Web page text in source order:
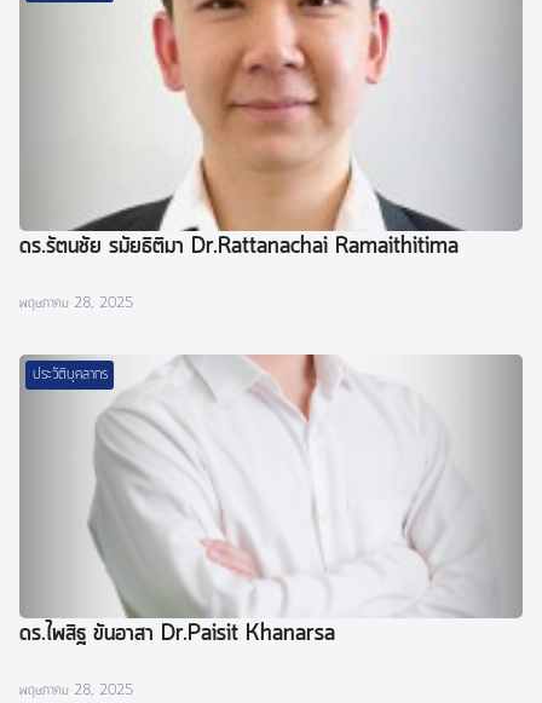
ดร.รัตนชัย รมัยธิติมา Dr.Rattanachai Ramaithitima
พฤษภาคม 28, 2025
ประวัติบุคลากร
ดร.ไพสิฐ ขันอาสา Dr.Paisit Khanarsa
พฤษภาคม 28, 2025